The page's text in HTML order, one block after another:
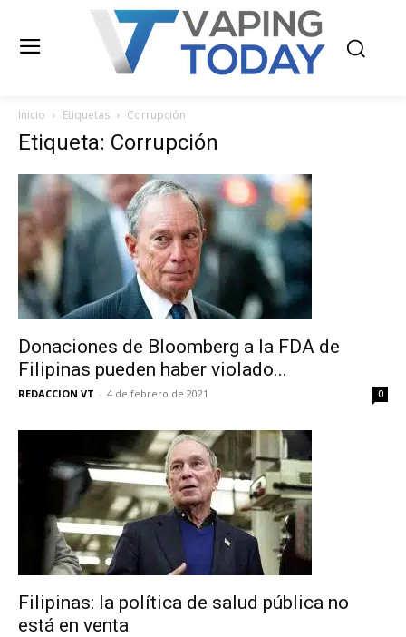
Inicio Etiquetas Corrupción
Etiqueta: Corrupción
Donaciones de Bloomberg a la FDA de
Filipinas pueden haber violado...
REDACCION VT - 4 de febrero de 2021 0
Filipinas: la política de salud pública no
está en venta